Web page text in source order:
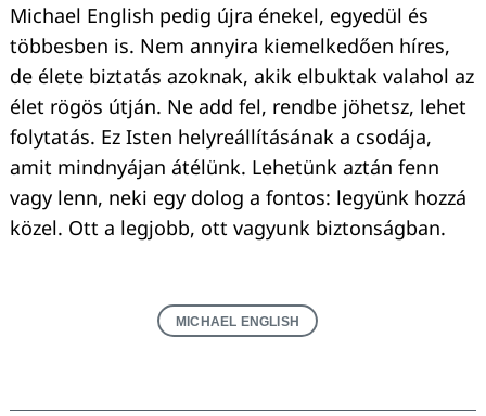
Michael English pedig újra énekel, egyedül és
többesben is. Nem annyira kiemelkedően híres,
de élete biztatás azoknak, akik elbuktak valahol az
élet rögös útján. Ne add fel, rendbe jöhetsz, lehet
folytatás. Ez Isten helyreállításának a csodája,
amit mindnyájan átélünk. Lehetünk aztán fenn
vagy lenn, neki egy dolog a fontos: legyünk hozzá
közel. Ott a legjobb, ott vagyunk biztonságban.
MICHAEL ENGLISH